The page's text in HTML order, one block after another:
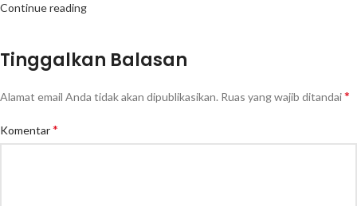
Continue reading
Tinggalkan Balasan
Alamat email Anda tidak akan dipublikasikan. Ruas yang wajib ditandai*
Komentar*